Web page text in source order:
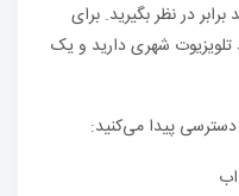
در نظر بگیرید. برای
تلویزیوت شهری دارید و یک
دسترسی پیدا می‌کنید: